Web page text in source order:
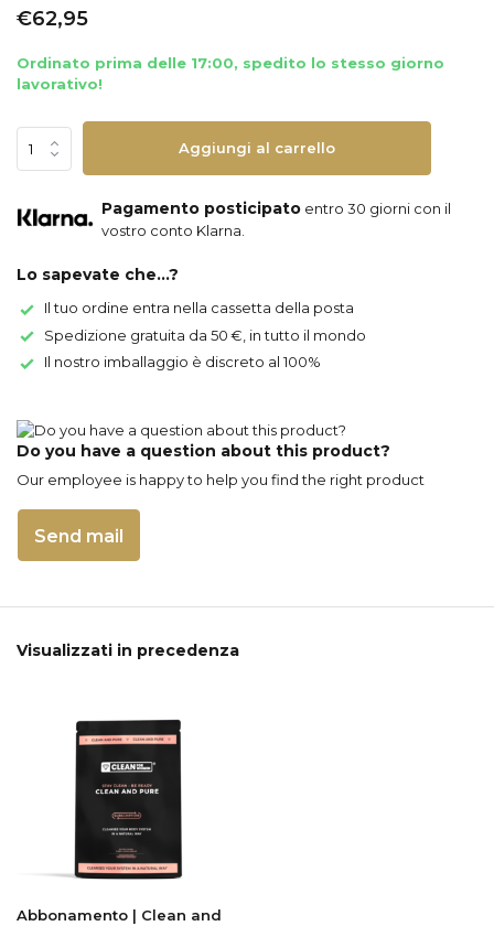
€62,95
Ordinato prima delle 17:00, spedito lo stesso giorno
lavorativo!
Aggiungi al carrello
Pagamento posticipato entro 30 giorni con il
vostro conto Klarna.
Lo sapevate che...?
Il tuo ordine entra nella cassetta della posta
Spedizione gratuita da 50 €, in tutto il mondo
Il nostro imballaggio è discreto al 100%
Do you have a question about this product?
Our employee is happy to help you find the right product
Send mail
Visualizzati in precedenza
Abbonamento | Clean and